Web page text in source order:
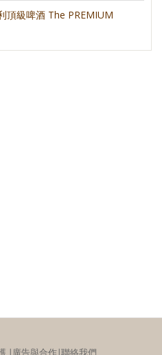
頂級啤酒 The PREMIUM
∣ 廣告與合作∣聯絡我們